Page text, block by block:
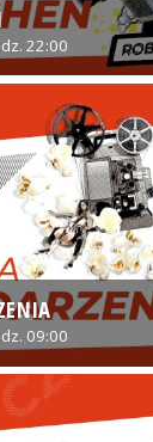
22:00
09:00